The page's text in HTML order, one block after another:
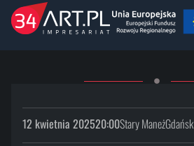
12 kwietnia 202520:00Stary ManeżGdańsk